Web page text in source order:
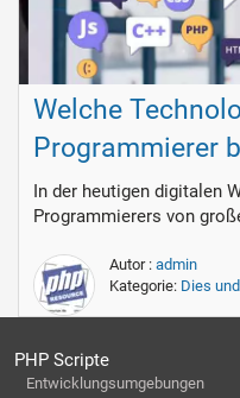
Welche
Programmierer
In der heutigen digitalen
Programmierers von
Autor : admin
Kategorie: Dies
PHP Scripte
Entwicklungsumgebungen